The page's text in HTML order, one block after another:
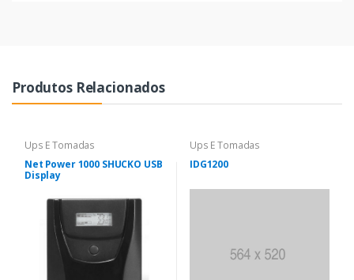
Produtos Relacionados
Ups E Tomadas
Net Power 1000 SHUCKO USB
Display
Ups E Tomadas
IDG1200